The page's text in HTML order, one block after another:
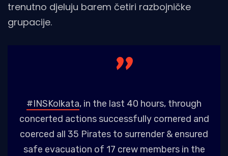
trenutno djeluju barem četiri razbojničke
grupacije.
#INSKolkata, in the last 40 hours, through
concerted actions successfully cornered and
coerced all 35 Pirates to surrender & ensured
safe evacuation of 17 crew members in the